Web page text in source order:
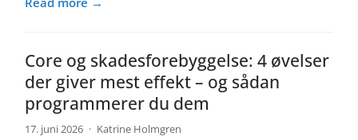
Core og skadesforebyggelse: 4 øvelser
der giver mest effekt – og sådan
programmerer du dem
17. juni 2026 · Katrine Holmgren